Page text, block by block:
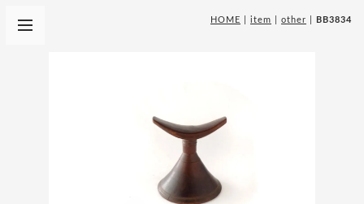
HOME item other BB3834